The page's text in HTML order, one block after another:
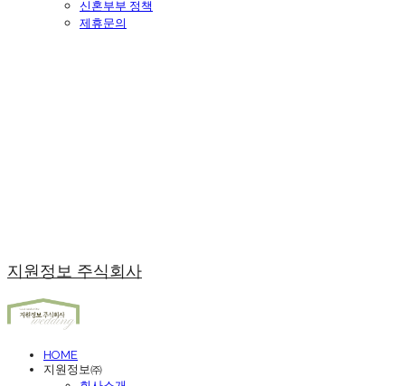
신혼부부 정책
제휴문의
지원정보 주식회사
HOME
지원정보㈜